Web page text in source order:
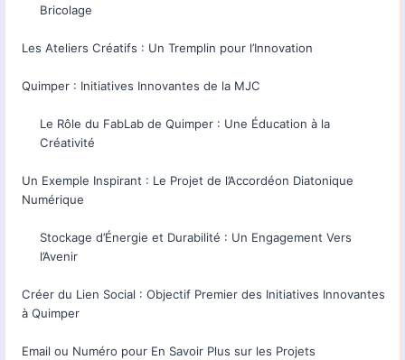
Bricolage
Les Ateliers Créatifs : Un Tremplin pour l’Innovation
Quimper : Initiatives Innovantes de la MJC
Le Rôle du FabLab de Quimper : Une Éducation à la
Créativité
Un Exemple Inspirant : Le Projet de l’Accordéon Diatonique
Numérique
Stockage d’Énergie et Durabilité : Un Engagement Vers
l’Avenir
Créer du Lien Social : Objectif Premier des Initiatives Innovantes
à Quimper
Email ou Numéro pour En Savoir Plus sur les Projets